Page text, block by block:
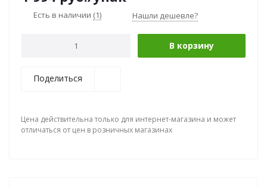
Есть в наличии (1) Нашли дешевле?
В корзину
Поделиться
Цена действительна только для интернет-магазина и может
отличаться от цен в розничных магазинах